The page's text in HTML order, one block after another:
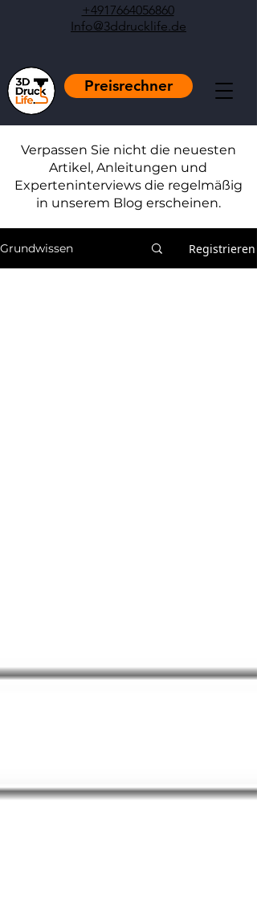
+4917664056860
Info@3ddrucklife.de
Preisrechner
Verpassen Sie nicht die neuesten
Artikel, Anleitungen und
Experteninterviews die regelmäßig
in unserem Blog erscheinen.
Grundwissen Registrieren